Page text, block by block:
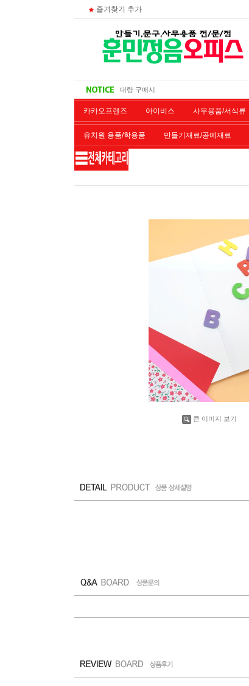
즐겨찾기 추가
비회원 영수증 출력방법
대량 구매시
카카오프렌즈 아이비스 사무용품/서식류
유치원 용품/학용품 만들기재료/공예재료
재단/제본/코팅
큰 이미지 보기